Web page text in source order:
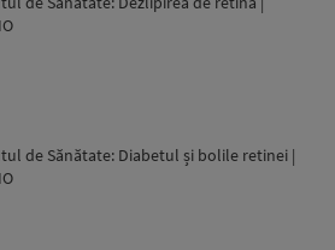
de Sănătate: Diabetul și bolile retinei |